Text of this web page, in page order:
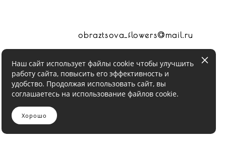
obraztsova_flowers@mail.ru
Наш сайт использует файлы cookie чтобы улучшить
работу сайта, повысить его эффективность и
удобство. Продолжая использовать сайт, вы
соглашаетесь на использование файлов cookie.
Хорошо